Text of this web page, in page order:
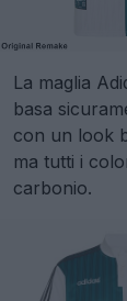
La maglia
basa
con un look
ma tutti i
carbonio.